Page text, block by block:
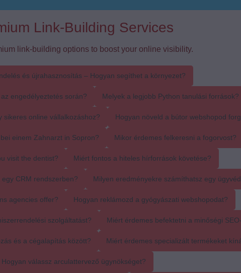
Link-Building Services
link-building options to boost your online visibility.
és újrahasznosítás – Hogyan segíthet a környezet?
engedélyeztetés során? Melyek a legjobb Python tanulási források?
sikeres online vállalkozáshoz? Hogyan növeld a bútor webshopod
einem Zahnarzt in Sopron? Mikor érdemes felkeresni a fogorvost?
visit the dentist? Miért fontos a hiteles hírforrások követése?
CRM rendszerben? Milyen eredményekre számíthatsz egy
agencies offer? Hogyan reklámozd a gyógyászati webshopodat?
szolgáltatást? Miért érdemes befektetni a minőségi
és a cégalapítás között? Miért érdemes specializált termékeket
Hogyan válassz arculattervező ügynökséget?